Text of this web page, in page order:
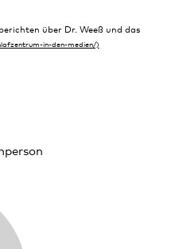
über Dr. Weeß und das